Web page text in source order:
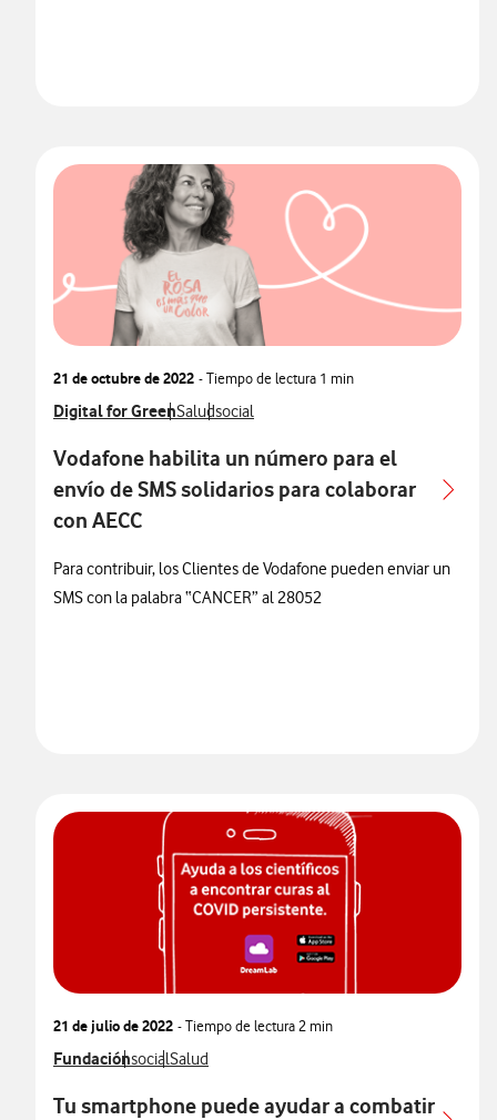
21 de octubre de 2022 - Tiempo de lectura 1 min
Ver más notas de prensa relacionados con
Digital for GreenVer más notas de prensa relacionados con
SaludVer más notas de prensa relacionados
social
Vodafone habilita un número para el
envío de SMS solidarios para colaborar
con AECC
Para contribuir, los Clientes de Vodafone pueden enviar un
SMS con la palabra “CANCER” al 28052
21 de julio de 2022 - Tiempo de lectura2 min
Ver más notas de prensa relacionados con
FundaciónVer más notas de prensa relacionados con
socialVer más notas de prensa relacionados con
Salud
Tu smartphone puede ayudar a combatir